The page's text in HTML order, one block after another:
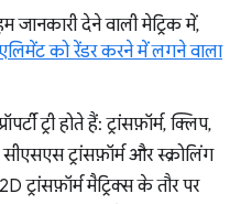
जानकारी देने वाली मेट्रिक में,
को रेंडर करने में लगने वाला
ट्री होते हैं: ट्रांसफ़ॉर्म, क्लिप,
ट्रांसफ़ॉर्म और स्क्रोलिंग
ट्रांसफ़ॉर्म मैट्रिक्स के तौर पर